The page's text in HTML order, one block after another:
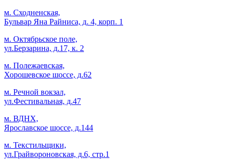
м. Сходненская,
Бульвар Яна Райниса, д. 4, корп. 1
м. Октябрьское поле,
ул.Берзарина, д.17, к. 2
м. Полежаевская,
Хорошевское шоссе, д.62
м. Речной вокзал,
ул.Фестивальная, д.47
м. ВДНХ,
Ярославское шоссе, д.144
м. Текстильщики,
ул.Грайвороновская, д.6, стр.1